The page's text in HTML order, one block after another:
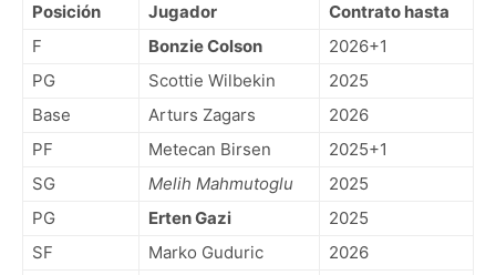
Posición Jugador
Contrato hasta
F
Bonzie Colson
2026+1
PG
Scottie Wilbekin
2025
Base
Arturs Zagars
2026
PF
Metecan Birsen
2025+1
SG
Melih Mahmutoglu
2025
PG
Erten Gazi
2025
SF
Marko Guduric
2026